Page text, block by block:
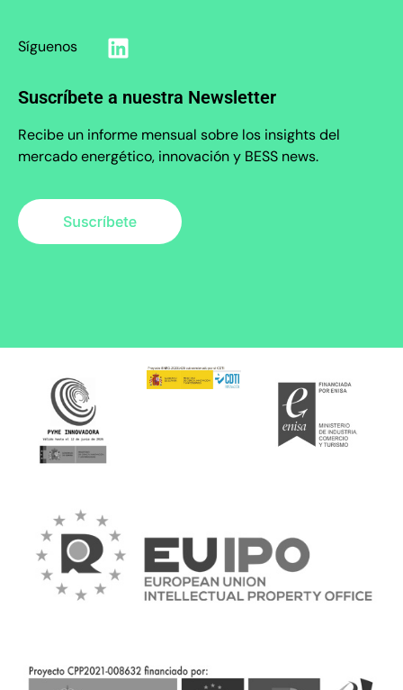
Síguenos
Suscríbete a nuestra Newsletter
Recibe un informe mensual sobre los insights del
mercado energético, innovación y BESS news.